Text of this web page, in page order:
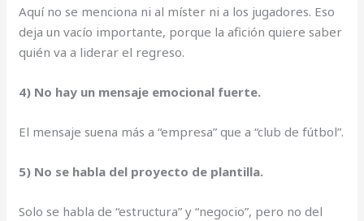
Aquí no se menciona ni al míster ni a los jugadores. Eso
deja un vacío importante, porque la afición quiere saber
quién va a liderar el regreso.
4) No hay un mensaje emocional fuerte.
El mensaje suena más a “empresa” que a “club de fútbol”.
5) No se habla del proyecto de plantilla.
Solo se habla de “estructura” y “negocio”, pero no del